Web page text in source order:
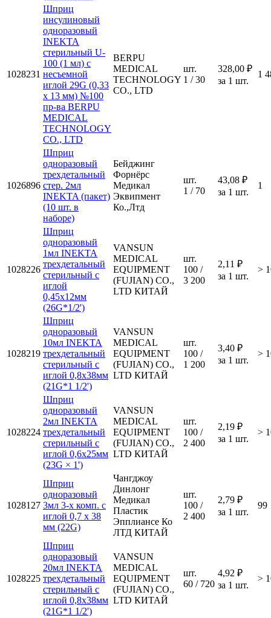
1028231
Шприц
инсулиновый
одноразовый
INEKTA
стерильный U-
100 (1 мл) с
несъемной
иглой 29G (0,33
х 13 мм) №100
пр-ва BERPU
MEDICAL
TECHNOLOGY
CO., LTD
BERPU
MEDICAL
TECHNOLOGY
CO., LTD
шт.
1 / 30
328,00 ₽
за 1 шт.
1
1026896
Шприц
одноразовый
трехдетальный
стер. 2мл
INEKTA (пакет)
(10 шт. в
наборе)
Бейджинг
Форнёрс
Медикал
Эквипмент
Ко.,Лтд
шт.
1 / 70
43,08 ₽
за 1 шт.
1
1028226
Шприц
одноразовый
1мл INEKTA
трехдетальный
стерильный с
иглой
0,45х12мм
(26G*1/2')
VANSUN
MEDICAL
EQUIPMENT
(FUJIAN) CO.,
LTD КИТАЙ
шт.
100 /
3 200
2,11 ₽
за 1 шт.
>
1028219
Шприц
одноразовый
10мл INEKTA
трехдетальный
стерильный с
иглой 0,8х38мм
(21G*1 1/2')
VANSUN
MEDICAL
EQUIPMENT
(FUJIAN) CO.,
LTD КИТАЙ
шт.
100 /
1 200
3,40 ₽
за 1 шт.
>
1028224
Шприц
одноразовый
2мл INEKTA
трехдетальный
стерильный с
иглой 0,6х25мм
(23G × 1')
VANSUN
MEDICAL
EQUIPMENT
(FUJIAN) CO.,
LTD КИТАЙ
шт.
100 /
2 400
2,19 ₽
за 1 шт.
>
1028127
Шприц
одноразовый
3мл 3-х комп. с
иглой 0,7 х 38
мм (22G)
Чангджоу
Динлонг
Медикал
Пластик
Эпплиансе Ко
ЛТД КИТАЙ
шт.
100 /
2 400
2,79 ₽
за 1 шт.
99
1028225
Шприц
одноразовый
20мл INEKTA
трехдетальный
стерильный с
иглой 0,8х38мм
(21G*1 1/2')
VANSUN
MEDICAL
EQUIPMENT
(FUJIAN) CO.,
LTD КИТАЙ
шт.
60 / 720
4,92 ₽
за 1 шт.
>